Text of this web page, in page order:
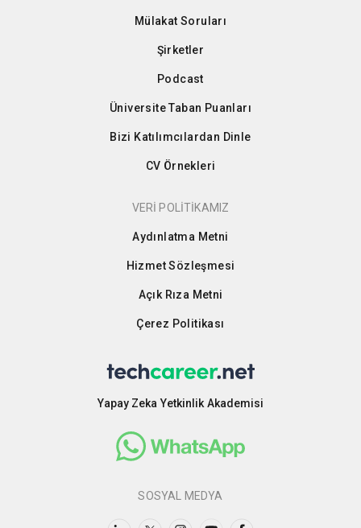
Mülakat Soruları
Şirketler
Podcast
Üniversite Taban Puanları
Bizi Katılımcılardan Dinle
CV Örnekleri
VERİ POLİTİKAMIZ
Aydınlatma Metni
Hizmet Sözleşmesi
Açık Rıza Metni
Çerez Politikası
Yapay Zeka Yetkinlik Akademisi
SOSYAL MEDYA